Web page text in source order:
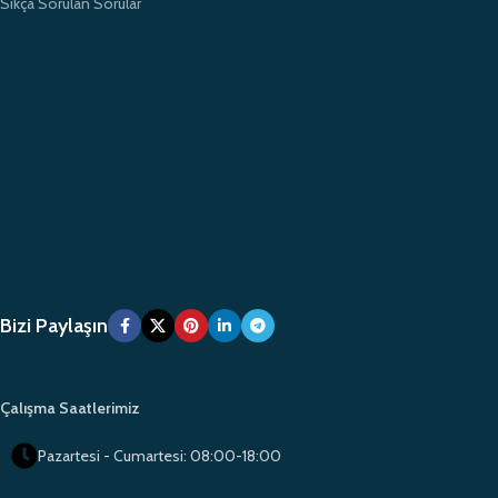
Bizi Paylaşın
Çalışma Saatlerimiz
Pazartesi - Cumartesi: 08:00-18:00